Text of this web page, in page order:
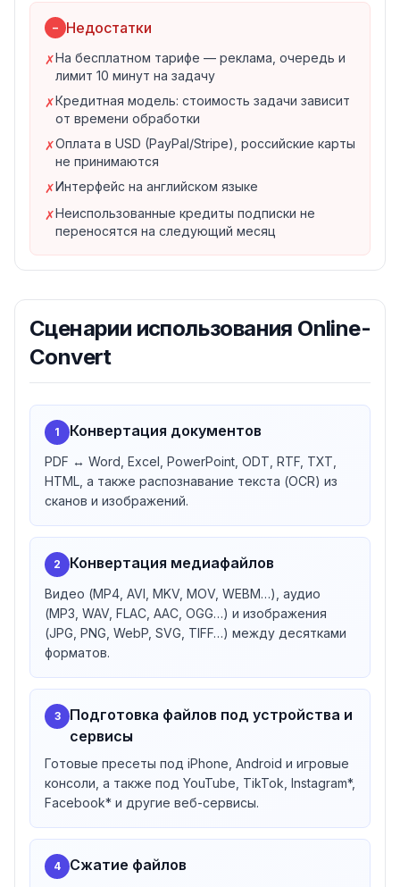
Пакетная обработка, цепочки задач, скачивание в ZIP
3. Автоматизация и API
API для встраивания конвертации в бизнес-процессы
(api2convert.com)
Интеграция с Zapier для связки с другими
приложениями
Расширения для Chrome, Firefox и Edge
Для кого подходит Online-Convert?
Офисные сотрудники
между форматами
Дизайнеры
форматы
Разработчики— автоматизация конвертации через
API и Zapier
Безопасность и конфиденциальность
Ссылка на скачивание генерируется случайно и не
подбирается; готовый файл доступен ограниченное
число раз, доступ блокируется через 24 часа, а
физически файлы удаляются не позднее 72 часов.
Бэкапы не создаются, а загруженные файлы не
используются для обучения ИИ. Серверы
расположены исключительно в Европе, обработка
данных соответствует GDPR. Отдельная
особенность — серверы и компания на 100%
работают на гидроэнергии.
− Недостатки
✗На бесплатном тарифе — реклама, очередь и
лимит 10 минут на задачу
✗Кредитная модель: стоимость задачи зависит
от времени обработки
✗Оплата в USD (PayPal/Stripe), российские карты
не принимаются
✗Интерфейс на английском языке
✗Неиспользованные кредиты подписки не
переносятся на следующий месяц
Сценарии использования Online-
Convert
1 Конвертация документов
PDF ↔ Word, Excel, PowerPoint, ODT, RTF, TXT,
HTML, а также распознавание текста (OCR) из
сканов и изображений.
2 Конвертация медиафайлов
Видео (MP4, AVI, MKV, MOV, WEBM…), аудио
(MP3, WAV, FLAC, AAC, OGG…) и изображения
(JPG, PNG, WebP, SVG, TIFF…) между десятками
форматов.
3
Подготовка файлов под устройства и
сервисы
Готовые пресеты под iPhone, Android и игровые
консоли, а также под YouTube, TikTok, Instagram*,
Facebook* и другие веб-сервисы.
4 Сжатие файлов